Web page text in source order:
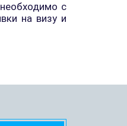
с
на визу и